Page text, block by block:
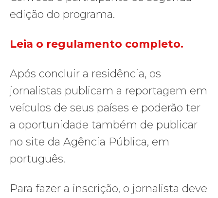
edição do programa.
Leia o regulamento completo.
Após concluir a residência, os
jornalistas publicam a reportagem em
veículos de seus países e poderão ter
a oportunidade também de publicar
no site da Agência Pública, em
português.
Para fazer a inscrição, o jornalista deve